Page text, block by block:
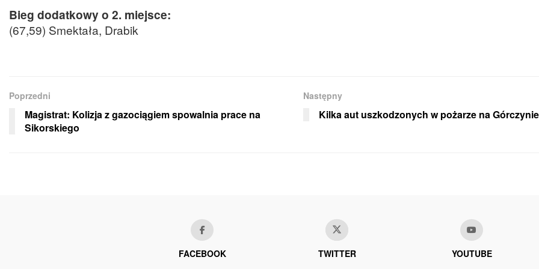
Bieg dodatkowy o 2. miejsce:
(67,59) Smektała, Drabik
Poprzedni
Magistrat: Kolizja z gazociągiem spowalnia prace na
Sikorskiego
Następny
Kilka aut uszkodzonych w pożarze na Górczynie
FACEBOOK TWITTER YOUTUBE